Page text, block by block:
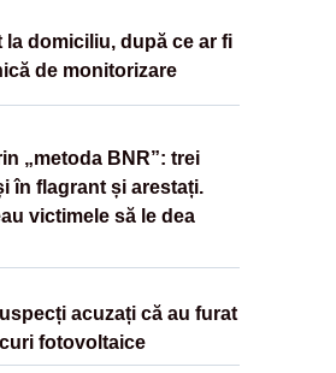
la domiciliu, după ce ar fi
de monitorizare
„metoda BNR”: trei
în flagrant și arestați.
victimele să le dea
acuzați că au furat
fotovoltaice